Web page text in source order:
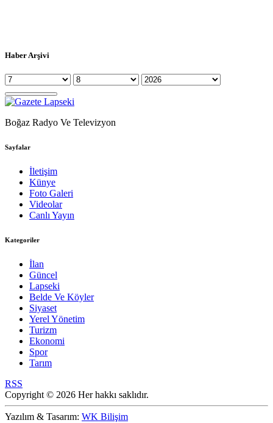
Haber Arşivi
Boğaz Radyo Ve Televizyon
Sayfalar
İletişim
Künye
Foto Galeri
Videolar
Canlı Yayın
Kategoriler
İlan
Güncel
Lapseki
Belde Ve Köyler
Siyaset
Yerel Yönetim
Turizm
Ekonomi
Spor
Tarım
RSS
Copyright © 2026 Her hakkı saklıdır.
Yazılım & Tasarım: WK Bilişim